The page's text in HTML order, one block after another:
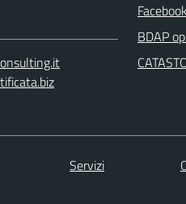
BDAP
Servizi